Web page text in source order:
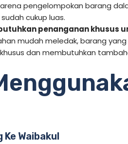
pengelompokan barang
cukup luas.
penanganan khusus
mudah meledak, barang
dan membutuhkan
Waibakul